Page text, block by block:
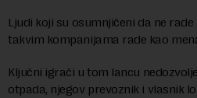
Ljudi koji su osumnjičeni da ne
takvim kompanijama rade kao
Ključni igrači u tom lancu
otpada, njegov prevoznik i vlasnik